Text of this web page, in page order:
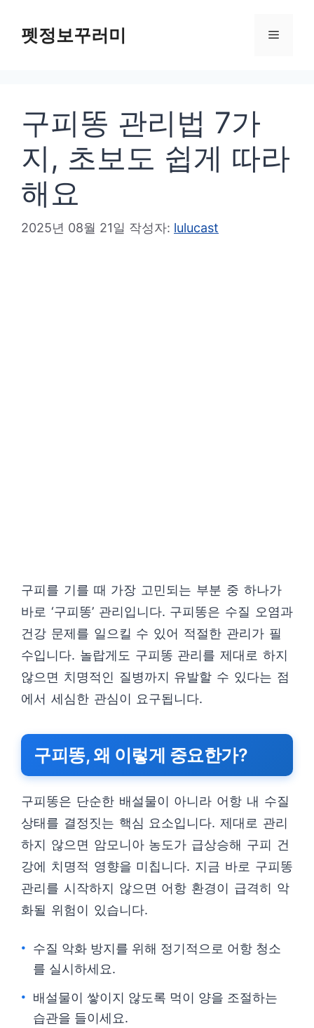
펫정보꾸러미 메
구피똥 관리법 7가
지, 초보도 쉽게 따라
해요
2025년 08월 21일 작성자: lulucast
구피를 기를 때 가장 고민되는 부분 중 하나가
바로 ‘구피똥’ 관리입니다. 구피똥은 수질 오염과
건강 문제를 일으킬 수 있어 적절한 관리가 필
수입니다. 놀랍게도 구피똥 관리를 제대로 하지
않으면 치명적인 질병까지 유발할 수 있다는 점
에서 세심한 관심이 요구됩니다.
구피똥, 왜 이렇게 중요한가?
구피똥은 단순한 배설물이 아니라 어항 내 수질
상태를 결정짓는 핵심 요소입니다. 제대로 관리
하지 않으면 암모니아 농도가 급상승해 구피 건
강에 치명적 영향을 미칩니다. 지금 바로 구피똥
관리를 시작하지 않으면 어항 환경이 급격히 악
화될 위험이 있습니다.
수질 악화 방지를 위해 정기적으로 어항 청소
를 실시하세요.
배설물이 쌓이지 않도록 먹이 양을 조절하는
습관을 들이세요.